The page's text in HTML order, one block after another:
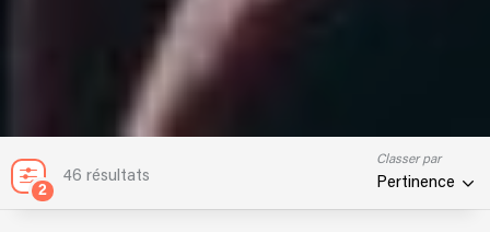
2
46 résultats
Classer par
Pertinence